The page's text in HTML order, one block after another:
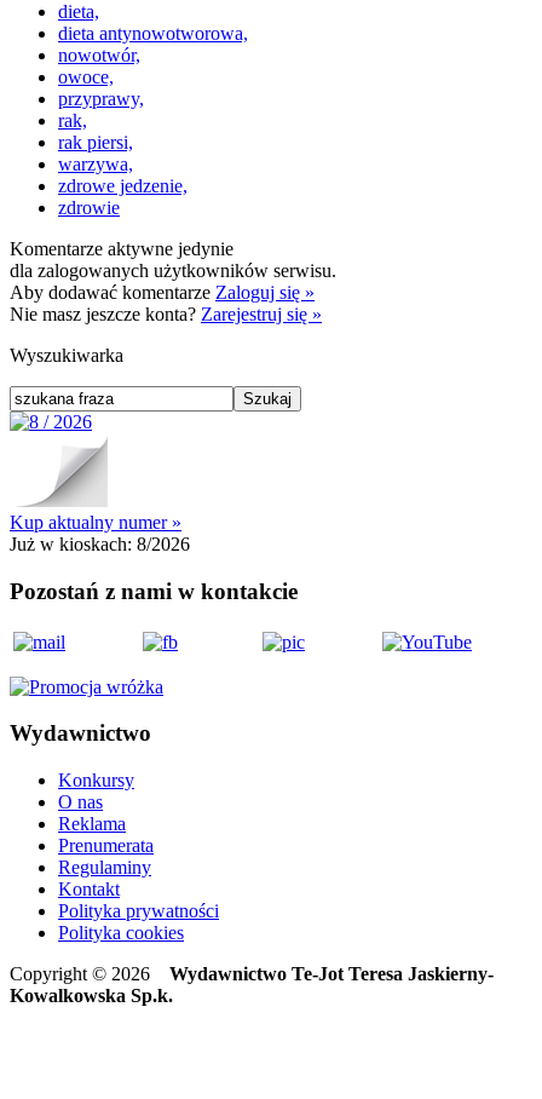
dieta,
dieta antynowotworowa,
nowotwór,
owoce,
przyprawy,
rak,
rak piersi,
warzywa,
zdrowe jedzenie,
zdrowie
Komentarze aktywne jedynie
dla zalogowanych użytkowników serwisu.
Aby dodawać komentarze Zaloguj się »
Nie masz jeszcze konta? Zarejestruj się »
Wyszukiwarka
Kup aktualny numer »
Już w kioskach: 8/2026
Pozostań z nami w kontakcie
Wydawnictwo
Konkursy
O nas
Reklama
Prenumerata
Regulaminy
Kontakt
Polityka prywatności
Polityka cookies
Copyright © 2026 Wydawnictwo Te-Jot Teresa Jaskierny-
Kowalkowska Sp.k.